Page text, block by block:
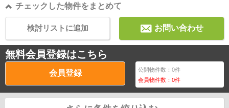
チェックした物件をまとめて
お問い合わせ
検討リストに追加
無料会員登録はこちら
会員登録 公開物件数：0件
会員物件数：0件